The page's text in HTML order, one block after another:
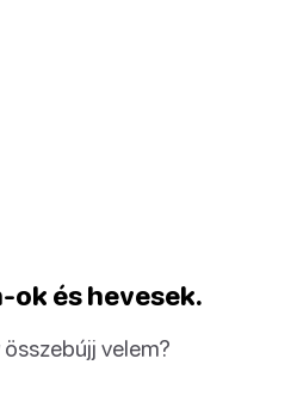
ok és hevesek.
velem?